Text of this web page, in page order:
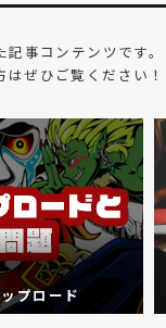
事コンテンツです。
ぜひご覧ください！
プロード